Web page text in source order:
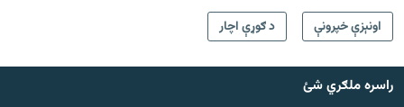
اونېزې خپرونې
د ګوړې اچار
راسره ملګري شئ